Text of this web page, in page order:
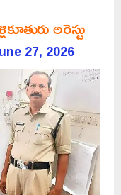
అరెస్టు
27, 2026